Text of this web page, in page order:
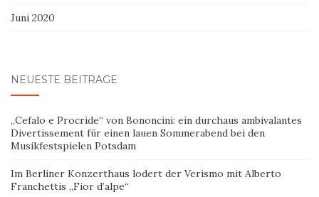
Juni 2020
NEUESTE BEITRÄGE
„Cefalo e Procride“ von Bononcini: ein durchaus ambivalantes
Divertissement für einen lauen Sommerabend bei den
Musikfestspielen Potsdam
Im Berliner Konzerthaus lodert der Verismo mit Alberto
Franchettis „Fior d’alpe“